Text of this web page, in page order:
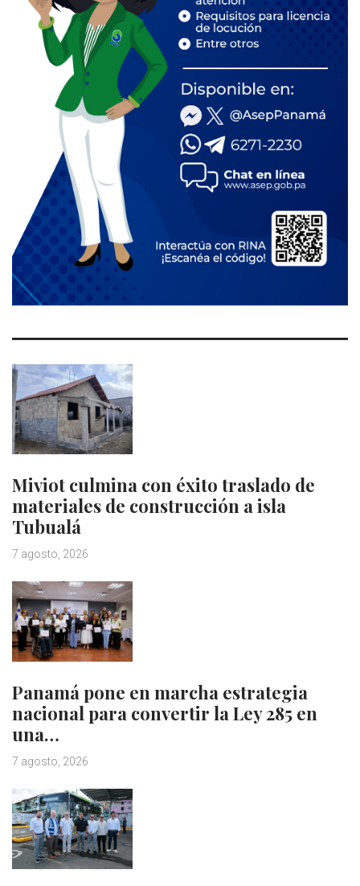
Miviot culmina con éxito traslado de
materiales de construcción a isla
Tubualá
7 agosto, 2026
Panamá pone en marcha estrategia
nacional para convertir la Ley 285 en
una…
7 agosto, 2026